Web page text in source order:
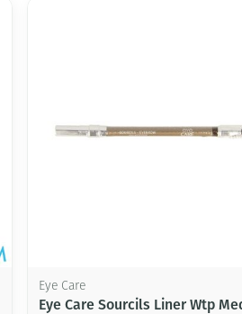
du prix.
Eye Care
Eye Care Sourcils Liner Wtp